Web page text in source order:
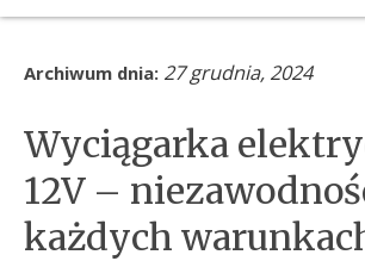
Archiwum dnia: 27 grudnia, 2024
Wyciągarka
12V –
każdych